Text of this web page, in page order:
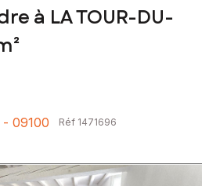
à LA TOUR-DU-
09100 Réf 1471696